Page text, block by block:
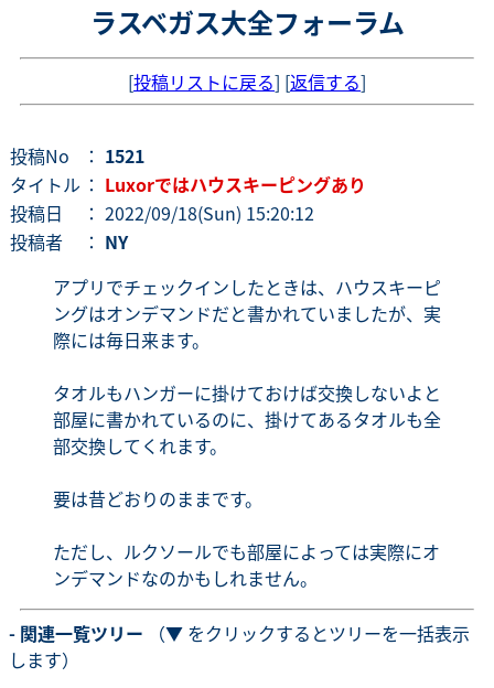
ラスベガス大全フォーラム
[投稿リストに戻る] [返信する]
投稿No ： 1521
タイトル ： Luxorではハウスキーピングあり
投稿日
： 2022/09/18(Sun) 15:20:12
投稿者
： NY
アプリでチェックインしたときは、ハウスキーピ
ングはオンデマンドだと書かれていましたが、実
際には毎日来ます。
タオルもハンガーに掛けておけば交換しないよと
部屋に書かれているのに、掛けてあるタオルも全
部交換してくれます。
要は昔どおりのままです。
ただし、ルクソールでも部屋によっては実際にオ
ンデマンドなのかもしれません。
- 関連一覧ツリー （▼ をクリックするとツリーを一括表示
します）